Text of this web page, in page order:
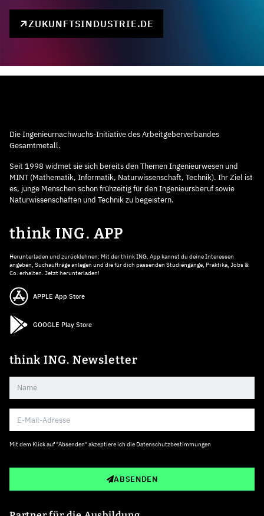
ZUKUNFTSINDUSTRIE.DE
Die Ingenieurnachwuchs-Initiative des Arbeitgeberverbandes
Gesamtmetall.
Seit 1998 widmet sie sich bereits den Themen Ingenieurwesen und
MINT (Mathematik, Informatik, Naturwissenschaft, Technik). Ihr Ziel ist
es, junge Menschen schon frühzeitig für den Ingenieursberuf sowie
Naturwissenschaften und Technik zu begeistern.
think ING. APP
Herunterladen und zurücklehnen: Mit der think ING. App kannst du deine Interessen
angeben, Suchaufträge anlegen und die für dich passenden Studiengänge, Praktika, Jobs &
Co. erhalten. Jetzt herunterladen!
APPLE App Store
GOOGLE Play Store
think ING. Newsletter
Mit dem Klick auf "Absenden" akzeptiere ich die Datenschutzbestimmungen
ABSENDEN